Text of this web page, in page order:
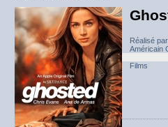
Réalisé
Américain
Films